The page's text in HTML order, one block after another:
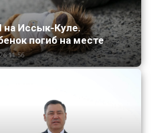
Иссык-Куле.
погиб на месте
11:56